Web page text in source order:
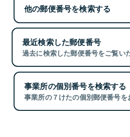
他の郵便番号を検索する
最近検索した郵便番号
過去に検索した郵便番号をご覧い
事業所の個別番号を検索する
事業所の７けたの個別郵便番号を